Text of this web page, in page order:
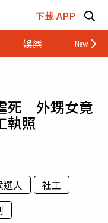
下載 APP
娛樂 財經
死 外甥女竟
執照
選人
社工